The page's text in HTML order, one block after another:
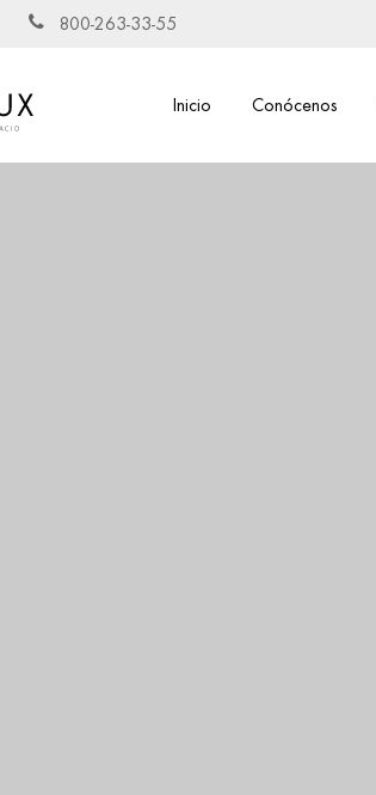
800-263-33-55
Inicio Conócenos